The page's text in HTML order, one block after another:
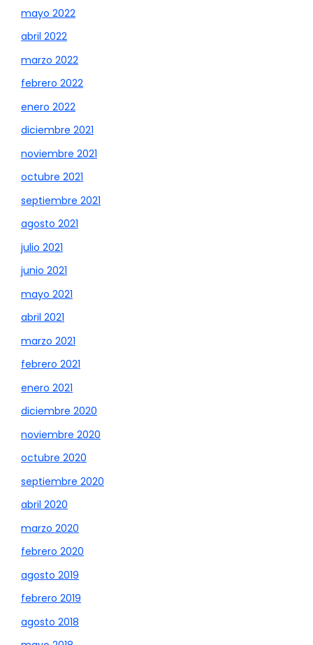
mayo 2022
abril 2022
marzo 2022
febrero 2022
enero 2022
diciembre 2021
noviembre 2021
octubre 2021
septiembre 2021
agosto 2021
julio 2021
junio 2021
mayo 2021
abril 2021
marzo 2021
febrero 2021
enero 2021
diciembre 2020
noviembre 2020
octubre 2020
septiembre 2020
abril 2020
marzo 2020
febrero 2020
agosto 2019
febrero 2019
agosto 2018